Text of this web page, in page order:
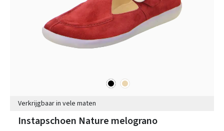
zwartbeige
Verkrijgbaar in vele maten
Instapschoen Nature melograno